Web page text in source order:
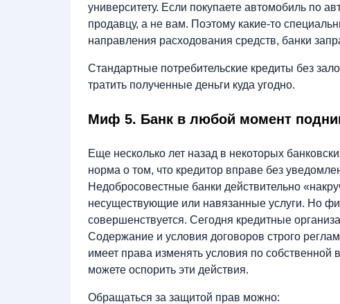
университету. Если покупаете автомобиль по
продавцу, а не вам. Поэтому какие-то
направления расходования средств, банки
Стандартные потребительские кредиты без
тратить полученные деньги куда угодно.
Миф 5. Банк в любой момент
Еще несколько лет назад в некоторых
норма о том, что кредитор вправе без
Недобросовестные банки действительно
несуществующие или навязанные услуги. Но
совершенствуется. Сегодня кредитные
Содержание и условия договоров строго
имеет права изменять условия по собственной
можете оспорить эти действия.
Обращаться за защитой прав можно: